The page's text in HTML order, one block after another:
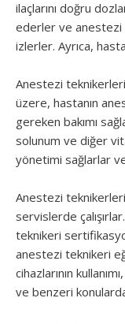
ilaçlarını doğru
ederler ve anestezi
izlerler. Ayrıca,
Anestezi
üzere, hastanın
gereken bakımı
solunum ve diğer
yönetimi sağlarlar
Anestezi
servislerde
teknikeri
anestezi teknikeri
cihazlarının
ve benzeri